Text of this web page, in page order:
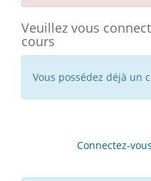
Veuillez vous
cours
Vous possédez déjà un
Connectez-